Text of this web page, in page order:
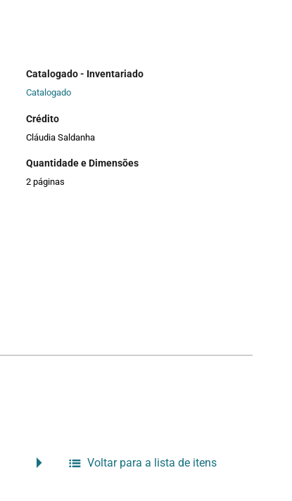
Catalogado - Inventariado
Catalogado
Crédito
Cláudia Saldanha
Quantidade e Dimensões
2 páginas
Voltar para a lista de itens